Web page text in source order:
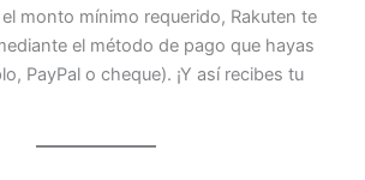
monto mínimo requerido, Rakuten te
el método de pago que hayas
PayPal o cheque). ¡Y así recibes tu